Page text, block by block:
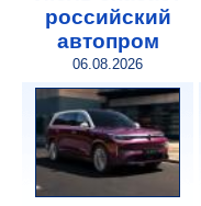
российский
автопром
06.08.2026